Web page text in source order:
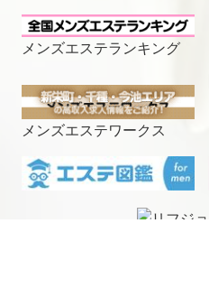
メンズエステランキング
メンズエステワークス